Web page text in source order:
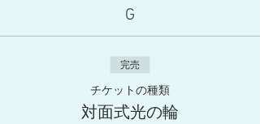
G
完売
チケットの種類
対面式光の輪